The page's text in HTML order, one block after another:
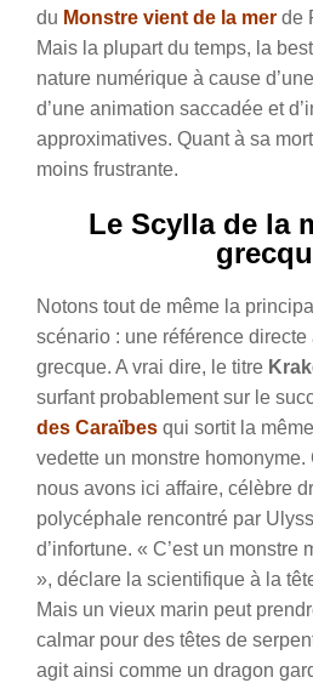
du Monstre vient de la mer de
Mais la plupart du temps, la
nature numérique à cause
d’une animation saccadée et
approximatives. Quant à sa
moins frustrante.
Le Scylla de la
Notons tout de même la
scénario : une référence
grecque. A vrai dire, le titre
surfant probablement sur le
des Caraïbes qui sortit la
vedette un monstre homonyme.
nous avons ici affaire, célèbre
polycéphale rencontré par
d’infortune. « C’est un monstre
», déclare la scientifique à la
Mais un vieux marin peut
calmar pour des têtes de
agit ainsi comme un dragon